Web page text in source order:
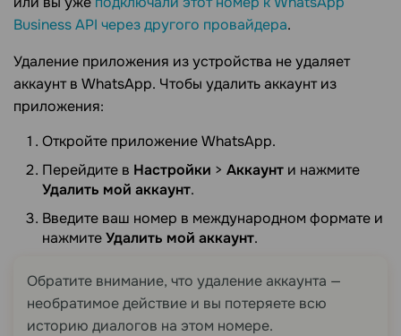
Business API через другого провайдера.
Удаление приложения из устройства не удаляет
аккаунт в WhatsApp. Чтобы удалить аккаунт из
приложения:
Откройте приложение WhatsApp.
Перейдите в Настройки > Аккаунт и нажмите
Удалить мой аккаунт.
Введите ваш номер в международном формате и
нажмитеУдалить мой аккаунт.
Обратите внимание, что удаление аккаунта —
необратимое действие и вы потеряете всю
историю диалогов на этом номере.